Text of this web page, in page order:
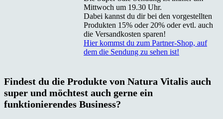
Mittwoch um 19.30 Uhr.
Dabei kannst du dir bei den vorgestellten
Produkten 15% oder 20% oder evtl. auch
die Versandkosten sparen!
Hier kommst du zum Partner-Shop, auf
dem die Sendung zu sehen ist!
Findest du die Produkte von Natura Vitalis auch
super und möchtest auch gerne ein
funktionierendes Business?